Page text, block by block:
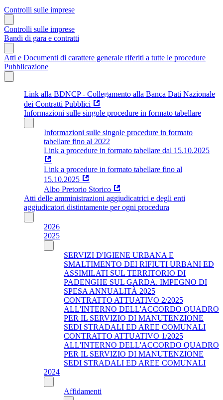
Controlli sulle imprese
Controlli sulle imprese
Bandi di gara e contratti
Atti e Documenti di carattere generale riferiti a tutte le procedure
Pubblicazione
Link alla BDNCP - Collegamento alla Banca Dati Nazionale
dei Contratti Pubblici
Informazioni sulle singole procedure in formato tabellare
Informazioni sulle singole procedure in formato
tabellare fino al 2022
Link a procedure in formato tabellare dal 15.10.2025
Link a procedure in formato tabellare fino al
15.10.2025
Albo Pretorio Storico
Atti delle amministrazioni aggiudicatrici e degli enti
aggiudicatori distintamente per ogni procedura
2026
2025
SERVIZI D'IGIENE URBANA E
SMALTIMENTO DEI RIFIUTI URBANI ED
ASSIMILATI SUL TERRITORIO DI
PADENGHE SUL GARDA. IMPEGNO DI
SPESA ANNUALITÀ 2025
CONTRATTO ATTUATIVO 2/2025
ALL'INTERNO DELL'ACCORDO QUADRO
PER IL SERVIZIO DI MANUTENZIONE
SEDI STRADALI ED AREE COMUNALI
CONTRATTO ATTUATIVO 1/2025
ALL'INTERNO DELL'ACCORDO QUADRO
PER IL SERVIZIO DI MANUTENZIONE
SEDI STRADALI ED AREE COMUNALI
2024
Affidamenti